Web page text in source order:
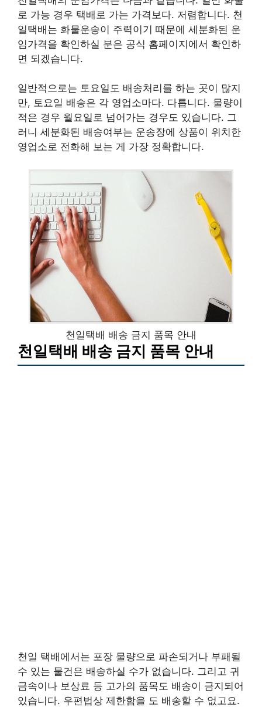
로 가능 경우 택배로 가는 가격보다. 저렴합니다. 천
일택배는 화물운송이 주력이기 때문에 세분화된 운
임가격을 확인하실 분은 공식 홈페이지에서 확인하
면 되겠습니다.
일반적으로는 토요일도 배송처리를 하는 곳이 많지
만, 토요일 배송은 각 영업소마다. 다릅니다. 물량이
적은 경우 월요일로 넘어가는 경우도 있습니다. 그
러니 세분화된 배송여부는 운송장에 상품이 위치한
영업소로 전화해 보는 게 가장 정확합니다.
천일택배 배송 금지 품목 안내
천일택배 배송 금지 품목 안내
천일 택배에서는 포장 물량으로 파손되거나 부패될
수 있는 물건은 배송하실 수가 없습니다. 그리고 귀
금속이나 보상료 등 고가의 품목도 배송이 금지되어
있습니다. 우편법상 제한함을 도 배송할 수 없고요.